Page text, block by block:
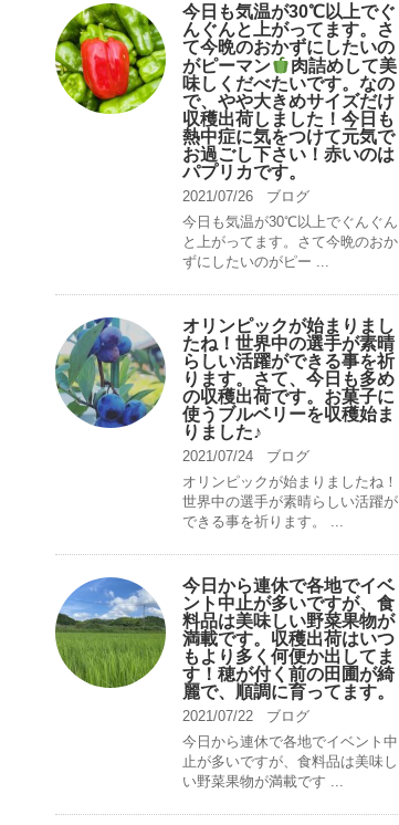
今日も気温が30℃以上でぐ
んぐんと上がってます。さ
て今晩のおかずにしたいの
がピーマン
肉詰めして美
味しくだべたいです。なの
で、やや大きめサイズだけ
収穫出荷しました！今日も
熱中症に気をつけて元気で
お過ごし下さい！赤いのは
パプリカです。
2021/07/26
ブログ
今日も気温が30℃以上でぐんぐん
と上がってます。さて今晩のおか
ずにしたいのがピー ...
オリンピックが始まりまし
たね！世界中の選手が素晴
らしい活躍ができる事を祈
ります。さて、今日も多め
の収穫出荷です。お菓子に
使うブルベリーを収穫始ま
りました♪
2021/07/24
ブログ
オリンピックが始まりましたね！
世界中の選手が素晴らしい活躍が
できる事を祈ります。 ...
今日から連休で各地でイベ
ント中止が多いですが、食
料品は美味しい野菜果物が
満載です。収穫出荷はいつ
もより多く何便か出してま
す！穂が付く前の田圃が綺
麗で、順調に育ってます。
2021/07/22
ブログ
今日から連休で各地でイベント中
止が多いですが、食料品は美味し
い野菜果物が満載です ...